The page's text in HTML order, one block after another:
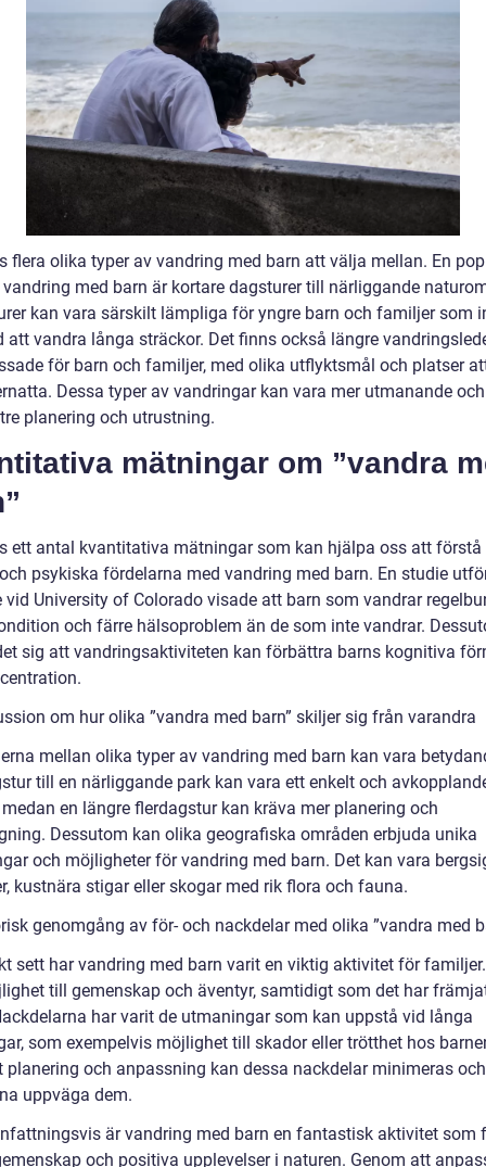
flera olika typer av vandring med barn att välja mellan. En
med barn är kortare dagsturer till närliggande
kan vara särskilt lämpliga för yngre barn och familjer som
att vandra långa sträckor. Det finns också längre
för barn och familjer, med olika utflyktsmål och platser
Dessa typer av vandringar kan vara mer utmanande
planering och utrustning.
mätningar om ”vandra
ett antal kvantitativa mätningar som kan hjälpa oss att förstå
psykiska fördelarna med vandring med barn. En studie
vid University of Colorado visade att barn som vandrar
och färre hälsoproblem än de som inte vandrar.
sig att vandringsaktiviteten kan förbättra barns kognitiva
om hur olika ”vandra med barn” skiljer sig från varandra
mellan olika typer av vandring med barn kan vara
till en närliggande park kan vara ett enkelt och
en längre flerdagstur kan kräva mer planering och
Dessutom kan olika geografiska områden erbjuda unika
och möjligheter för vandring med barn. Det kan vara
kustnära stigar eller skogar med rik flora och fauna.
genomgång av för- och nackdelar med olika ”vandra med
sett har vandring med barn varit en viktig aktivitet för
till gemenskap och äventyr, samtidigt som det har
har varit de utmaningar som kan uppstå vid långa
som exempelvis möjlighet till skador eller trötthet hos
planering och anpassning kan dessa nackdelar minimeras och
uppväga dem.
är vandring med barn en fantastisk aktivitet som
och positiva upplevelser i naturen. Genom att